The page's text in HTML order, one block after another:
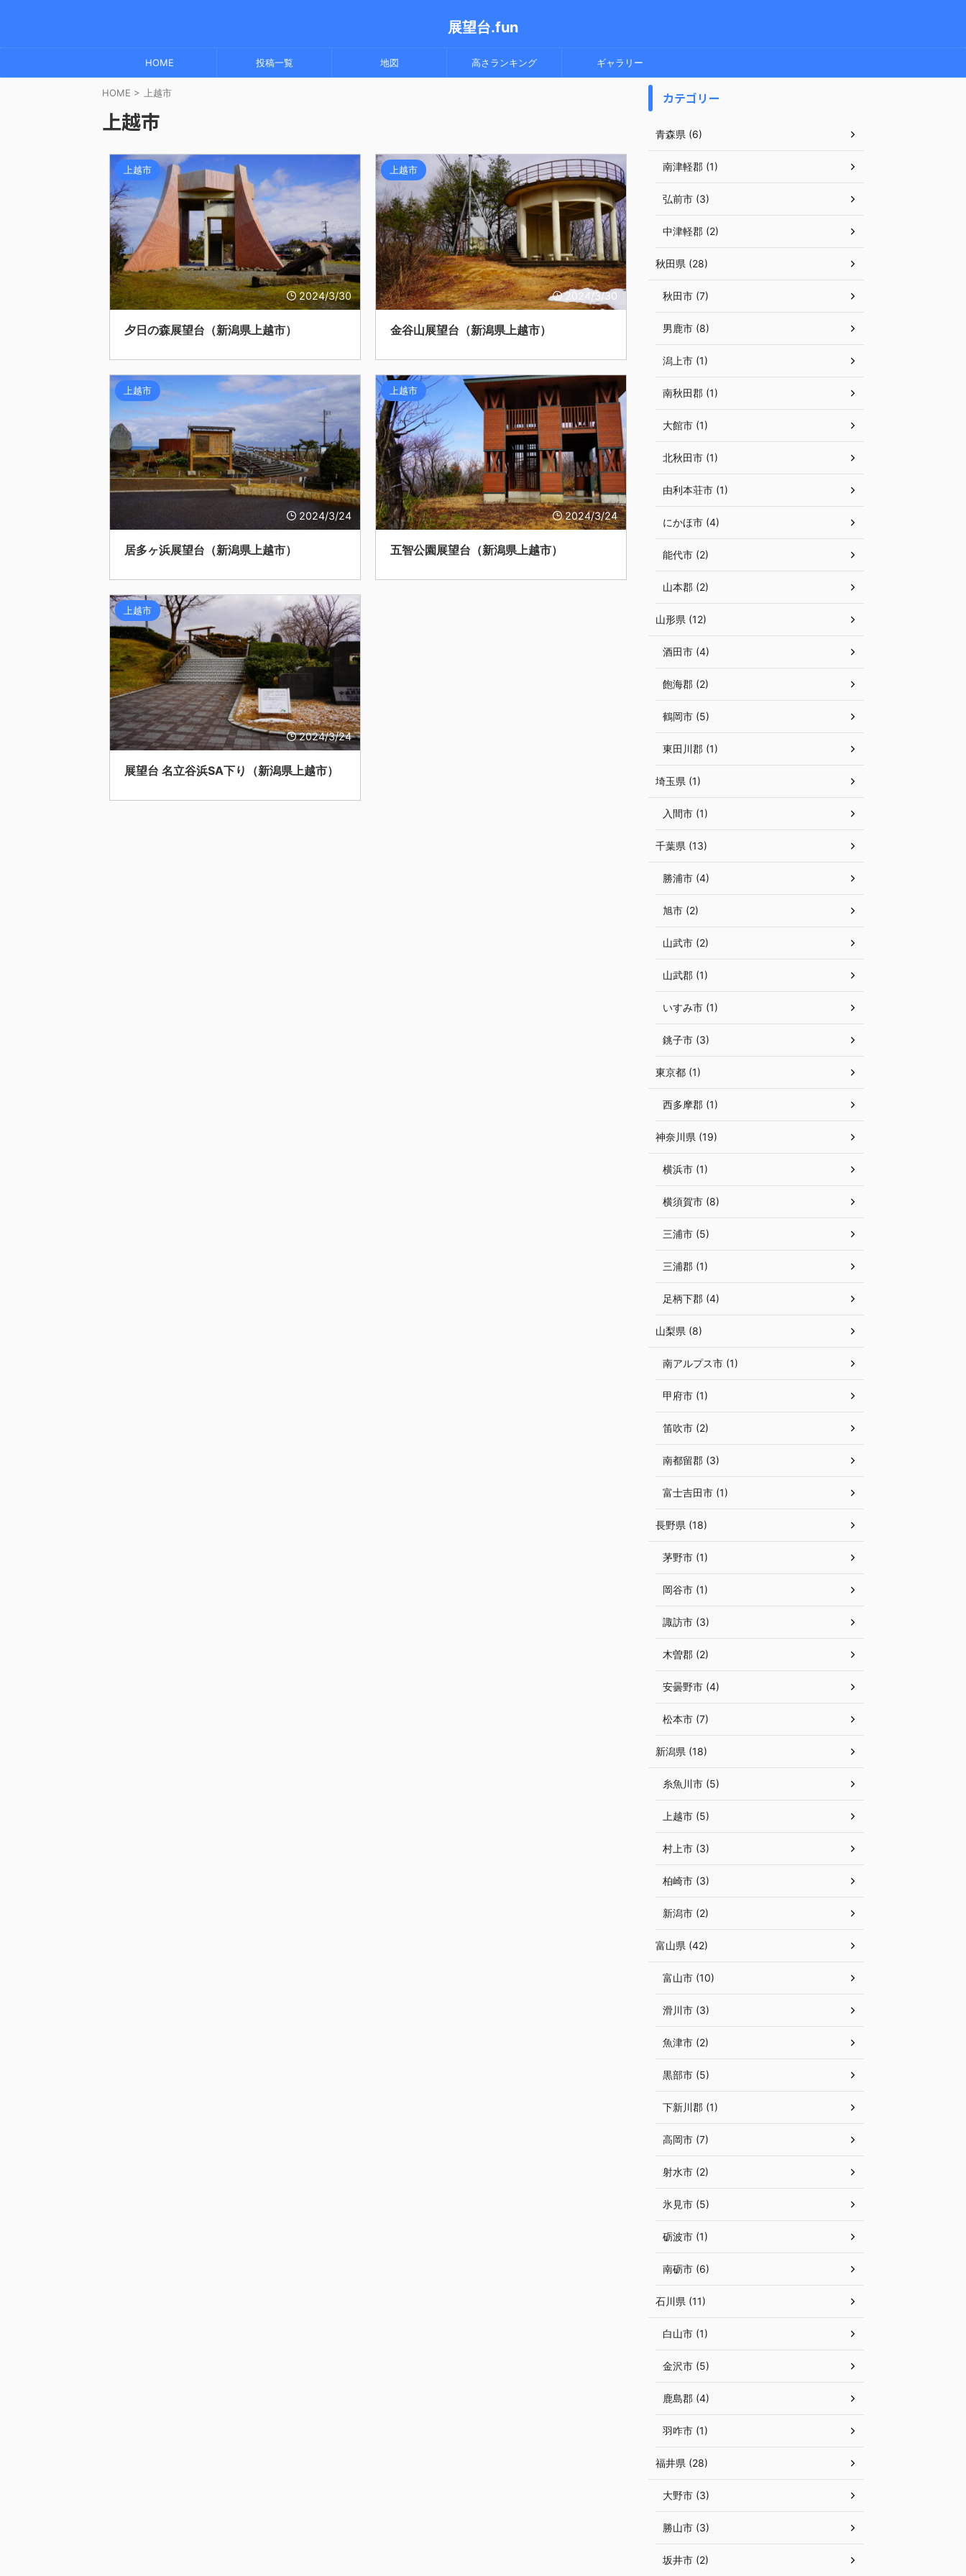
展望台.fun
HOME 投稿一覧 地図 高さランキング ギャラリー
HOME > 上越市
上越市
2024/3/30
上越市
夕日の森展望台（新潟県上越市）
2024/3/30
上越市
金谷山展望台（新潟県上越市）
2024/3/24
上越市
居多ヶ浜展望台（新潟県上越市）
2024/3/24
上越市
五智公園展望台（新潟県上越市）
2024/3/24
上越市
展望台 名立谷浜SA下り（新潟県上越市）
カテゴリー
青森県 (6)
南津軽郡 (1)
弘前市 (3)
中津軽郡 (2)
秋田県 (28)
秋田市 (7)
男鹿市 (8)
潟上市 (1)
南秋田郡 (1)
大館市 (1)
北秋田市 (1)
由利本荘市 (1)
にかほ市 (4)
能代市 (2)
山本郡 (2)
山形県 (12)
酒田市 (4)
飽海郡 (2)
鶴岡市 (5)
東田川郡 (1)
埼玉県 (1)
入間市 (1)
千葉県 (13)
勝浦市 (4)
旭市 (2)
山武市 (2)
山武郡 (1)
いすみ市 (1)
銚子市 (3)
東京都 (1)
西多摩郡 (1)
神奈川県 (19)
横浜市 (1)
横須賀市 (8)
三浦市 (5)
三浦郡 (1)
足柄下郡 (4)
山梨県 (8)
南アルプス市 (1)
甲府市 (1)
笛吹市 (2)
南都留郡 (3)
富士吉田市 (1)
長野県 (18)
茅野市 (1)
岡谷市 (1)
諏訪市 (3)
木曽郡 (2)
安曇野市 (4)
松本市 (7)
新潟県 (18)
糸魚川市 (5)
上越市 (5)
村上市 (3)
柏崎市 (3)
新潟市 (2)
富山県 (42)
富山市 (10)
滑川市 (3)
魚津市 (2)
黒部市 (5)
下新川郡 (1)
高岡市 (7)
射水市 (2)
氷見市 (5)
砺波市 (1)
南砺市 (6)
石川県 (11)
白山市 (1)
金沢市 (5)
鹿島郡 (4)
羽咋市 (1)
福井県 (28)
大野市 (3)
勝山市 (3)
坂井市 (2)